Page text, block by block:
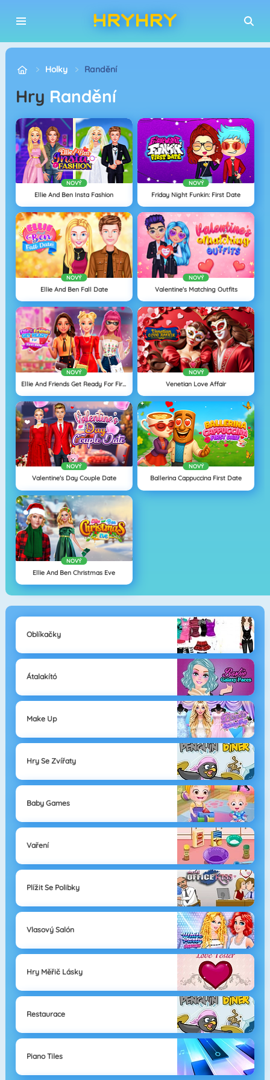
Holky Randění
Hry Randění
NOVÝ
Ellie And Ben Insta Fashion
NOVÝ
Friday Night Funkin: First Date
NOVÝ
Ellie And Ben Fall Date
NOVÝ
Valentine's Matching Outfits
NOVÝ
Ellie And Friends Get Ready For First Date
NOVÝ
Venetian Love Affair
NOVÝ
Valentine's Day Couple Date
NOVÝ
Ballerina Cappuccina First Date
NOVÝ
Ellie And Ben Christmas Eve
Oblíkačky
Átalakító
Make Up
Hry Se Zvířaty
Baby Games
Vaření
Plížit Se Polibky
Vlasový Salón
Hry Měřič Lásky
Restaurace
Piano Tiles